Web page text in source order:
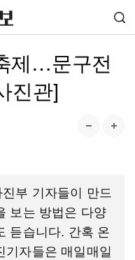
제…문구전
진관]
부 기자들이 만드
보는 방법은 다양
듣습니다. 간혹 온
기자들은 매일매일